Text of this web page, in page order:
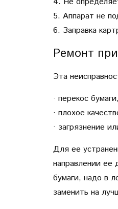
5. Аппарат не
6. Заправка
Ремонт
Эта
· перекос бумаги,
· плохое
· загрязнение
Для ее
направлении ее
бумаги, надо в
заменить на